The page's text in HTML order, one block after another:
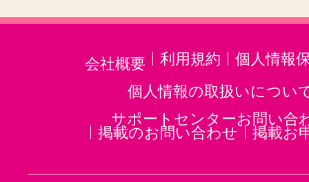
会社概要 利用規約
個人情報
個人情報の取扱いについ
サポートセンターお問い合
掲載のお問い合わせ
掲載お